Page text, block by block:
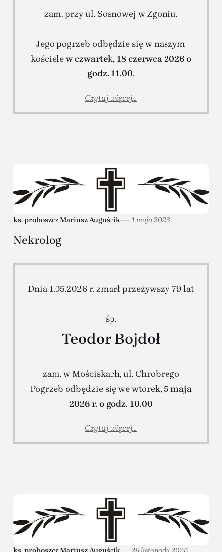
zam. przy ul. Sosnowej w Zgoniu.
Jego pogrzeb odbędzie się w naszym
kościele w czwartek, 18 czerwca 2026 o
godz. 11.00.
Czytaj więcej...
ks. proboszcz Mariusz Auguścik 1 maja 2026
Nekrolog
Dnia 1.05.2026 r. zmarł przeżywszy 79 lat
śp.
Teodor Bojdoł
zam. w Mościskach, ul. Chrobrego
Pogrzeb odbędzie się we wtorek, 5 maja
2026 r. o godz. 10.00
Czytaj więcej...
ks. proboszcz Mariusz Auguścik 26 listopada 2025